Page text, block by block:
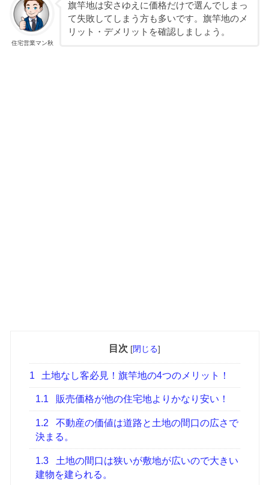
住宅営業マン秋
旗竿地は安さゆえに価格だけで選んでしまっ
て失敗してしまう方も多いです。旗竿地のメ
リット・デメリットを確認しましょう。
目次 [閉じる]
1 土地なし客必見！旗竿地の4つのメリット！
1.1 販売価格が他の住宅地よりかなり安い！
1.2
不動産の価値は道路と土地の間口の広さで
決まる。
1.3
土地の間口は狭いが敷地が広いので大きい
建物を建られる。